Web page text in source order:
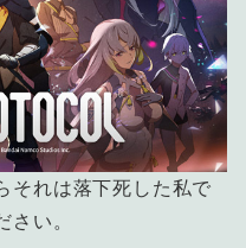
それは落下死した私で
さい。